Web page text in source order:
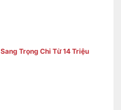
Trọng Chỉ Từ 14 Triệu